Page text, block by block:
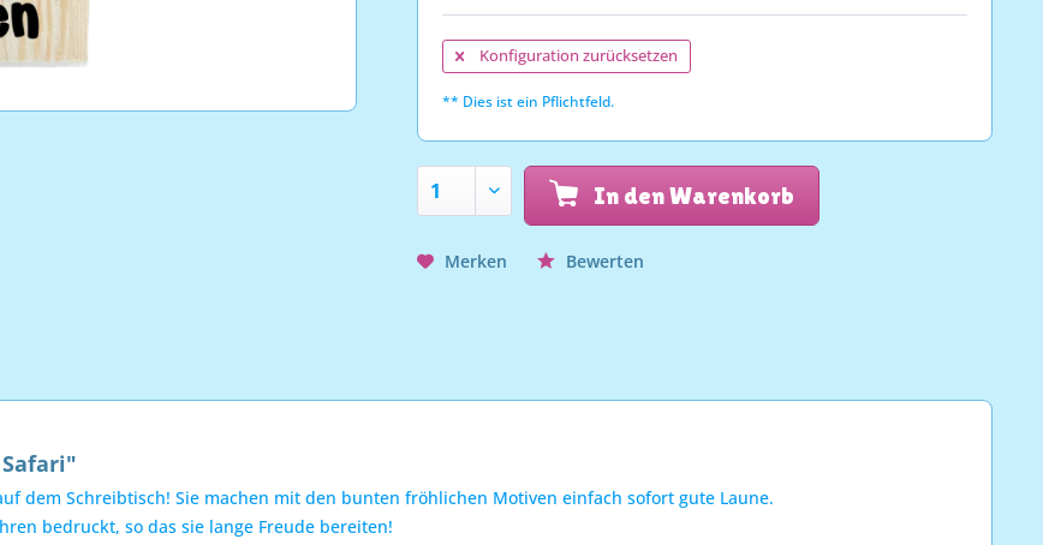
Konfiguration zurücksetzen
** Dies ist ein Pflichtfeld.
In den Warenkorb
Merken Bewerten
dem Schreibtisch! Sie machen mit den bunten fröhlichen Motiven einfach sofort gute Laune.
bedruckt, so das sie lange Freude bereiten!